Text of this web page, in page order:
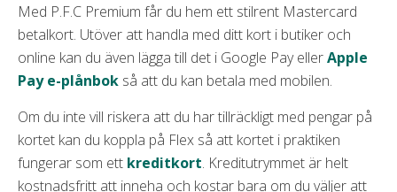
Med P.F.C Premium får du hem ett stilrent Mastercard
betalkort. Utöver att handla med ditt kort i butiker och
online kan du även lägga till det i Google Pay ellerApple
Pay e-plånbok så att du kan betala med mobilen.
Om du inte vill riskera att du har tillräckligt med pengar på
kortet kan du koppla på Flex så att kortet i praktiken
fungerar som ett kreditkort. Kreditutrymmet är helt
kostnadsfritt att inneha och kostar bara om du väljer att